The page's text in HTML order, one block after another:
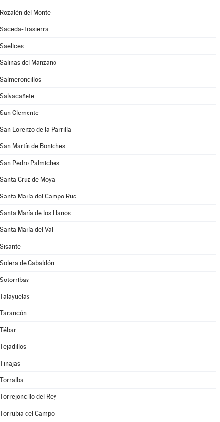
Rozalén del Monte
Saceda-Trasierra
Saelices
Salinas del Manzano
Salmeroncillos
Salvacañete
San Clemente
San Lorenzo de la Parrilla
San Martín de Boniches
San Pedro Palmiches
Santa Cruz de Moya
Santa María del Campo Rus
Santa María de los Llanos
Santa María del Val
Sisante
Solera de Gabaldón
Sotorribas
Talayuelas
Tarancón
Tébar
Tejadillos
Tinajas
Torralba
Torrejoncillo del Rey
Torrubia del Campo